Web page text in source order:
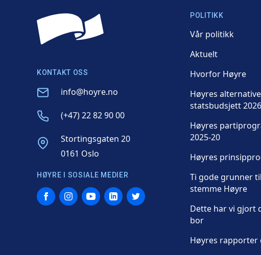
KONTAKT OSS
Email info@hoyre.no
Phone(+47) 22 82 90 00
AddressStortingsgaten 20
0161 Oslo
HØYRE I SOSIALE MEDIER
FacebookInstagramYouTubeLinkedInTwitter
POLITIKK
Vår politikk
Aktuelt
Hvorfor Høyre
Høyres alternative
statsbudsjett 2026
Høyres
2025-20
Høyres
Ti gode grunner
stemme Høyre
Dette har vi gjort
bor
Høyres rapporter